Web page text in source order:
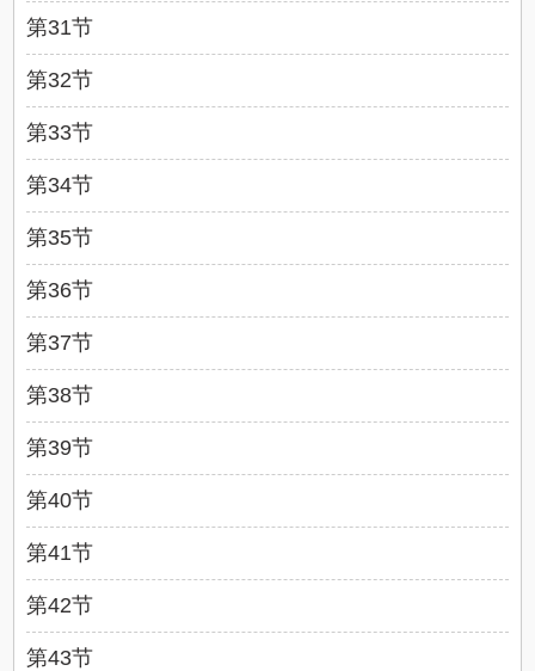
第31节
第32节
第33节
第34节
第35节
第36节
第37节
第38节
第39节
第40节
第41节
第42节
第43节